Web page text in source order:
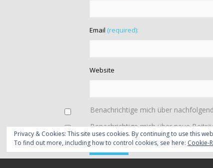
Email (required):
Website
Benachrichtige mich über
Benachrichtige mich über neue
Privacy & Cookies: This site uses cookies. By continuing to use this
To find out more, including how to control cookies, see here: Cookie-